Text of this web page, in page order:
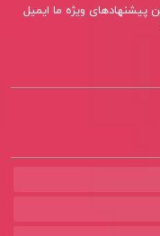
ویژه ما ایمیل